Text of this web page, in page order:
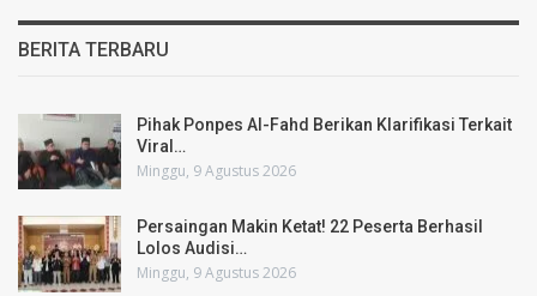
BERITA TERBARU
Pihak Ponpes Al-Fahd Berikan Klarifikasi Terkait
Viral…
Minggu, 9 Agustus 2026
Persaingan Makin Ketat! 22 Peserta Berhasil
Lolos Audisi…
Minggu, 9 Agustus 2026